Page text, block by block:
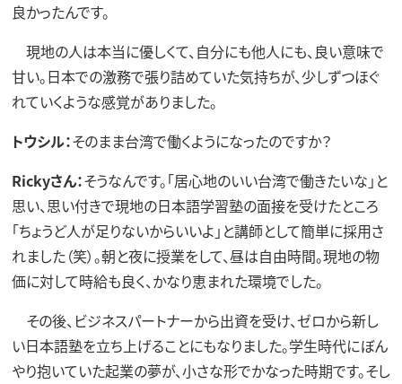
良かったんです。
現地の人は本当に優しくて、自分にも他人にも、良い意味で
甘い。日本での激務で張り詰めていた気持ちが、少しずつほぐ
れていくような感覚がありました。
トウシル：そのまま台湾で働くようになったのですか？
Rickyさん：そうなんです。「居心地のいい台湾で働きたいな」と
思い、思い付きで現地の日本語学習塾の面接を受けたところ
「ちょうど人が足りないからいいよ」と講師として簡単に採用さ
れました（笑）。朝と夜に授業をして、昼は自由時間。現地の物
価に対して時給も良く、かなり恵まれた環境でした。
その後、ビジネスパートナーから出資を受け、ゼロから新し
い日本語塾を立ち上げることにもなりました。学生時代にぼん
やり抱いていた起業の夢が、小さな形でかなった時期です。そし